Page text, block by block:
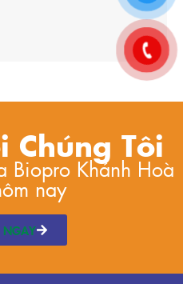
Chúng Tôi
Biopro Khánh Hoà
nay
NGAY